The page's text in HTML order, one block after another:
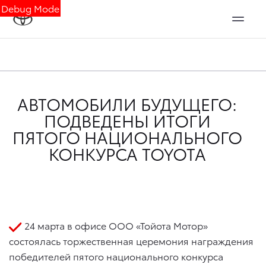
Debug Mode
АВТОМОБИЛИ БУДУЩЕГО:
ПОДВЕДЕНЫ ИТОГИ
ПЯТОГО НАЦИОНАЛЬНОГО
КОНКУРСА TOYOTA
24 марта в офисе ООО «Тойота Мотор»
состоялась торжественная церемония награждения
победителей пятого национального конкурса